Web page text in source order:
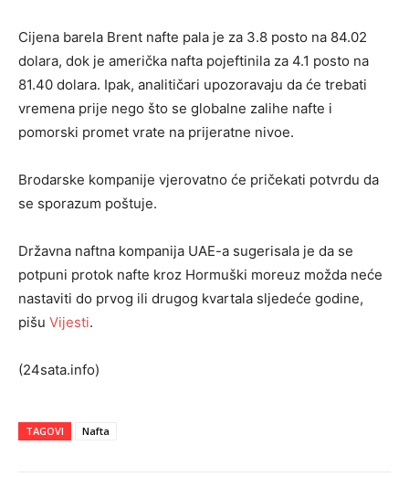
Cijena barela Brent nafte pala je za 3.8 posto na 84.02
dolara, dok je američka nafta pojeftinila za 4.1 posto na
81.40 dolara. Ipak, analitičari upozoravaju da će trebati
vremena prije nego što se globalne zalihe nafte i
pomorski promet vrate na prijeratne nivoe.
Brodarske kompanije vjerovatno će pričekati potvrdu da
se sporazum poštuje.
Državna naftna kompanija UAE-a sugerisala je da se
potpuni protok nafte kroz Hormuški moreuz možda neće
nastaviti do prvog ili drugog kvartala sljedeće godine,
pišu Vijesti.
(24sata.info)
TAGOVI Nafta